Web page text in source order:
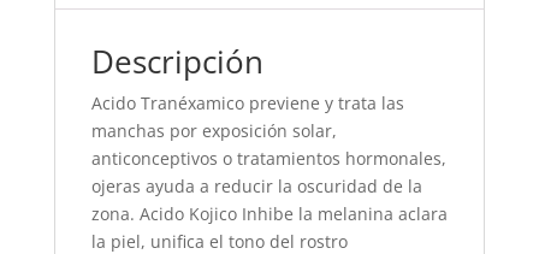
Descripción
Acido Tranéxamico previene y trata las
manchas por exposición solar,
anticonceptivos o tratamientos hormonales,
ojeras ayuda a reducir la oscuridad de la
zona. Acido Kojico Inhibe la melanina aclara
la piel, unifica el tono del rostro